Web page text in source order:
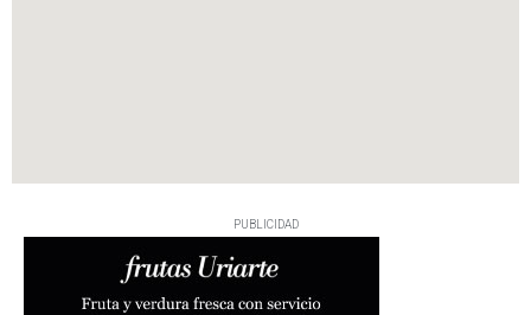
PUBLICIDAD